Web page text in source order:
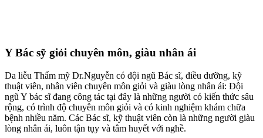
Y Bác sỹ giỏi chuyên môn, giàu nhân ái
Da liễu Thẩm mỹ Dr.Nguyễn có đội ngũ Bác sĩ, điều dưỡng, kỹ
thuật viên, nhân viên chuyên môn giỏi và giàu lòng nhân ái: Đội
ngũ Y bác sĩ đang công tác tại đây là những người có kiến thức sâu
rộng, có trình độ chuyên môn giỏi và có kinh nghiệm khám chữa
bệnh nhiều năm. Các Bác sĩ, kỹ thuật viên còn là những người giàu
lòng nhân ái, luôn tận tụy và tâm huyết với nghề.